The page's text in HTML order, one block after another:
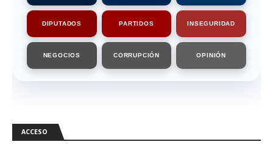
DIPUTADOS PARTIDOS INSEGURIDAD
NEGOCIOS CORRUPCIÓN OPINIÓN
ACCESO